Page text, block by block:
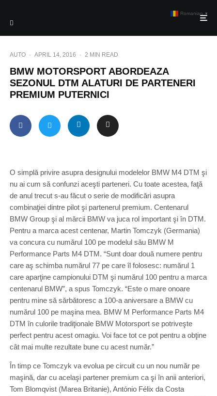
AUTO · APRIL 14, 2016 · 2 MIN READ
BMW MOTORSPORT ABORDEAZA
SEZONUL DTM ALATURI DE PARTENERI
PREMIUM PUTERNICI
O simplă privire asupra designului modelelor BMW M4 DTM şi
nu ai cum să confunzi aceşti parteneri. Cu toate acestea, faţă
de anul trecut s-au făcut o serie de modificări asupra
combinaţiei dintre pilot şi partenerul premium. Centenarul
BMW Group şi al mărcii BMW va juca rol important şi în DTM.
Pentru a marca acest centenar, Martin Tomczyk (Germania)
va concura cu numărul 100 pe modelul său BMW M
Performance Parts M4 DTM. “Sunt doar două numere pentru
care aş schimba numărul 77 pe care îl folosesc: numărul 1
care aparţine campionului DTM şi numărul 100 pentru a marca
centenarul BMW”, a spus Tomczyk. “Este o mare onoare
pentru mine să sărbătoresc a 100-a aniversare a BMW cu
numărul 100 pe maşina mea. BMW M Performance Parts M4
DTM în culorile tradiţionale BMW Motorsport se potriveşte
perfect pentru acest omagiu. Voi face tot ce pot pentru a obţine
cât mai multe rezultate bune cu acest număr.”
În timp ce Tomczyk va evolua pe circuit cu un nou număr pe
maşină, dar cu acelaşi partener premium ca şi în anii anteriori,
Tom Blomqvist (Marea Britanie), António Félix da Costa
Romanian ▼